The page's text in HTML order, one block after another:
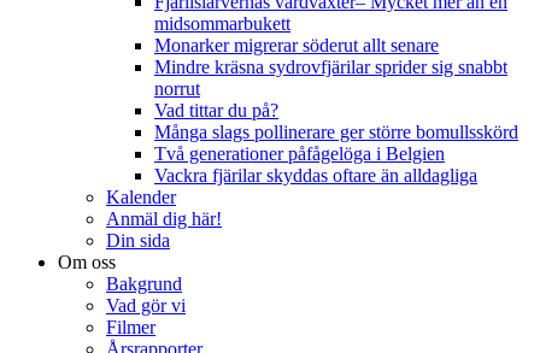
midsommarbukett
Monarker migrerar söderut allt senare
Mindre kräsna sydrovfjärilar sprider sig snabbt
norrut
Vad tittar du på?
Många slags pollinerare ger större bomullsskörd
Två generationer påfågelöga i Belgien
Vackra fjärilar skyddas oftare än alldagliga
Kalender
Anmäl dig här!
Din sida
Om oss
Bakgrund
Vad gör vi
Filmer
Årsrapporter